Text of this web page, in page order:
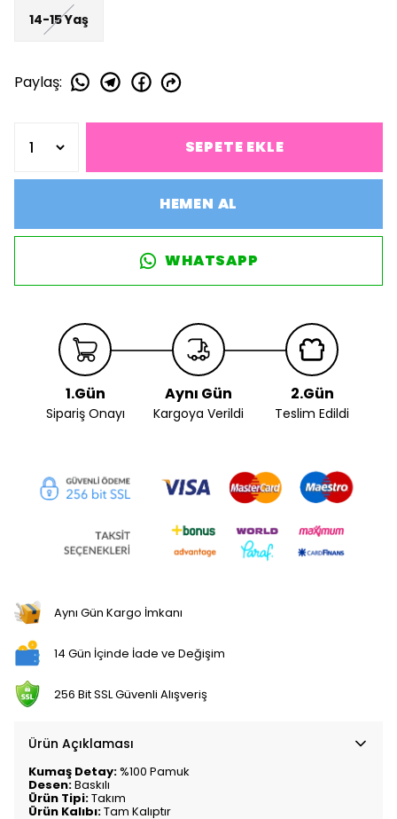
14-15 Yaş
Paylaş:
SEPETE EKLE
HEMEN AL
WHATSAPP
1.Gün
Sipariş Onayı
Aynı Gün
Kargoya Verildi
2.Gün
Teslim Edildi
Aynı Gün Kargo İmkanı
14 Gün İçinde İade ve Değişim
256 Bit SSL Güvenli Alışveriş
Ürün Açıklaması
Kumaş Detay:%100 Pamuk
Desen:Baskılı
Ürün Tipi:Takım
Ürün Kalıbı:Tam Kalıptır